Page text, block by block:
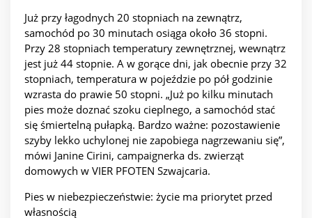
Już przy łagodnych 20 stopniach na zewnątrz,
samochód po 30 minutach osiąga około 36 stopni.
Przy 28 stopniach temperatury zewnętrznej, wewnątrz
jest już 44 stopnie. A w gorące dni, jak obecnie przy 32
stopniach, temperatura w pojeździe po pół godzinie
wzrasta do prawie 50 stopni. „Już po kilku minutach
pies może doznać szoku cieplnego, a samochód stać
się śmiertelną pułapką. Bardzo ważne: pozostawienie
szyby lekko uchylonej nie zapobiega nagrzewaniu się”,
mówi Janine Cirini, campaignerka ds. zwierząt
domowych w VIER PFOTEN Szwajcaria.
Pies w niebezpieczeństwie: życie ma priorytet przed
własnością